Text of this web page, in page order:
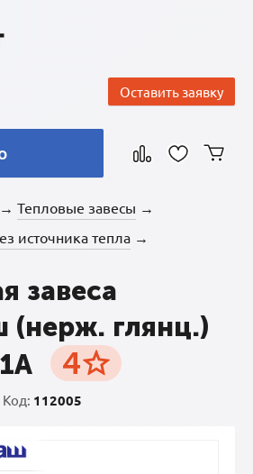
Оставить заявку
→ Тепловые завесы →
источника тепла →
завеса
(нерж. глянц.)
4
Код: 112005